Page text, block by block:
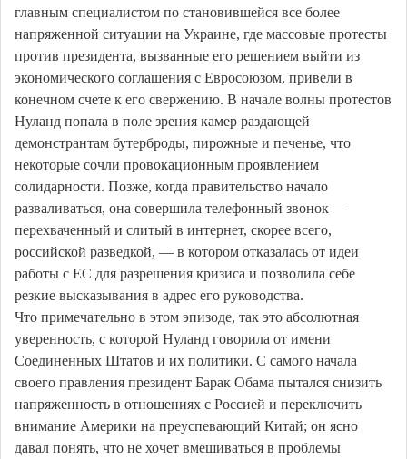
главным специалистом по становившейся все более
напряженной ситуации на Украине, где массовые протесты
против президента, вызванные его решением выйти из
экономического соглашения с Евросоюзом, привели в
конечном счете к его свержению. В начале волны протестов
Нуланд попала в поле зрения камер раздающей
демонстрантам бутерброды, пирожные и печенье, что
некоторые сочли провокационным проявлением
солидарности. Позже, когда правительство начало
разваливаться, она совершила телефонный звонок —
перехваченный и слитый в интернет, скорее всего,
российской разведкой, — в котором отказалась от идеи
работы с ЕС для разрешения кризиса и позволила себе
резкие высказывания в адрес его руководства.
Что примечательно в этом эпизоде, так это абсолютная
уверенность, с которой Нуланд говорила от имени
Соединенных Штатов и их политики. С самого начала
своего правления президент Барак Обама пытался снизить
напряженность в отношениях с Россией и переключить
внимание Америки на преуспевающий Китай; он ясно
давал понять, что не хочет вмешиваться в проблемы